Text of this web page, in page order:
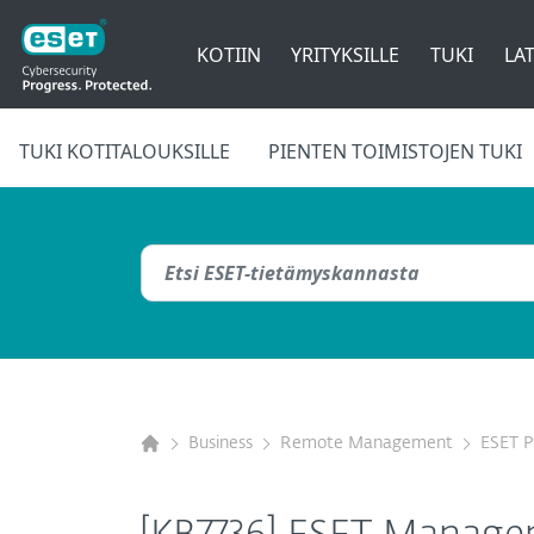
KOTIIN YRITYKSILLE TUKI
TUKI KOTITALOUKSILLE PIENTEN TOIMISTOJEN TUKI
Business Remote Management ESET